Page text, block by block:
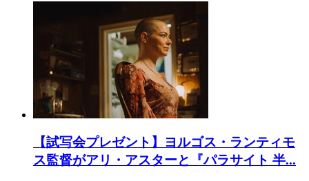
【試写会プレゼント】ヨルゴス・ランティモ
ス監督がアリ・アスターと『パラサイト 半...